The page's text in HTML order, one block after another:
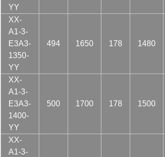
YY
XX-
A1-3-
E3A3-
1350-
YY
494 1650 178 1480
XX-
A1-3-
E3A3-
1400-
YY
500 1700 178 1500
XX-
A1-3-